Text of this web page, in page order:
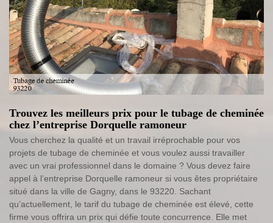
Trouvez les meilleurs prix pour le tubage de cheminée
chez l’entreprise Dorquelle ramoneur
Vous cherchez la qualité et un travail irréprochable pour vos
projets de tubage de cheminée et vous voulez aussi travailler
avec un vrai professionnel dans le domaine ? Vous devez faire
appel à l’entreprise Dorquelle ramoneur si vous êtes propriétaire
situé dans la ville de Gagny, dans le 93220. Sachant
qu’actuellement, le tarif du tubage de cheminée est élevé, cette
firme vous offrira un prix qui défie toute concurrence. Elle met